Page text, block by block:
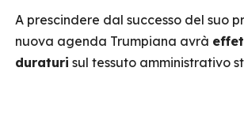
A prescindere dal successo del suo
nuova agenda Trumpiana avrà
duraturi sul tessuto amministrativo